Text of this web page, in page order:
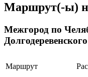
Маршрут(-ы)
Межгород по
Долгодеревенского
Маршрут